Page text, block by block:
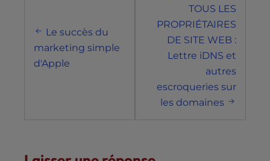
Le succès du
marketing simple
d'Apple
TOUS LES
PROPRIÉTAIRES
DE SITE WEB :
Lettre iDNS et
autres
escroqueries sur
les domaines